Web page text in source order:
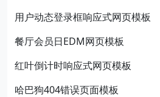
用户动态登录框响应式网页模板
餐厅会员日EDM网页模板
红叶倒计时响应式网页模板
哈巴狗404错误页面模板